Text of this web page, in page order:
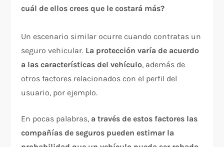
cuál de ellos crees que le costará más?
Un escenario similar ocurre cuando contratas un
seguro vehicular. La protección varía de acuerdo
a las características del vehículo, además de
otros factores relacionados con el perfil del
usuario, por ejemplo.
En pocas palabras, a través de estos factores las
compañías de seguros pueden estimar la